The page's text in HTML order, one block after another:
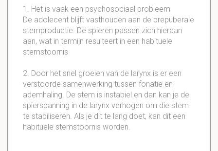
1. Het is vaak een psychosociaal probleem
De adolecent blijft vasthouden aan de prepuberale
stemproductie. De spieren passen zich hieraan
aan, wat in termijn resulteert in een habituele
stemstoornis
2. Door het snel groeien van de larynx is er een
verstoorde samenwerking tussen fonatie en
ademhaling. De stem is instabiel en dan kan je de
spierspanning in de larynx verhogen om die stem
te stabiliseren. Als je dit te lang doet, kan dit een
habituele stemstoornis worden.